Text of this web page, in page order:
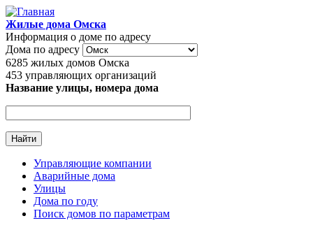
Перейти к основному содержанию
Жилые дома Омска
Информация о доме по адресу
Дома по адресу
6285 жилых домов Омска
453 управляющих организаций
Название улицы, номера дома
Главное меню
Управляющие компании
Аварийные дома
Улицы
Дома по году
Поиск домов по параметрам